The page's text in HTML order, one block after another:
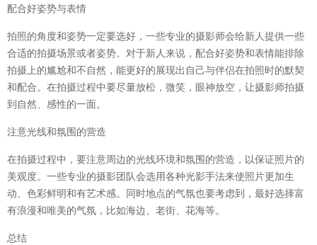
配合好姿势与表情
拍照的角度和姿势一定要选好，一些专业的摄影师会给新人提供一些
合适的拍摄场景或者姿势。对于新人来说，配合好姿势和表情能排除
拍摄上的尴尬和不自然，能更好的展现出自己与伴侣在拍照时的默契
和配合。在拍摄过程中要尽量放松，微笑，眼神放空，让摄影师拍摄
到自然、感性的一面。
注意光线和氛围的营造
在拍摄过程中，要注意周边的光线环境和氛围的营造，以保证照片的
美观度。一些专业的摄影团队会选用各种光影手法来使照片更加生
动、色彩鲜明和有艺术感。同时地点的气氛也要考虑到，最好选择富
有浪漫和唯美的气氛，比如海边、老街、花海等。
总结